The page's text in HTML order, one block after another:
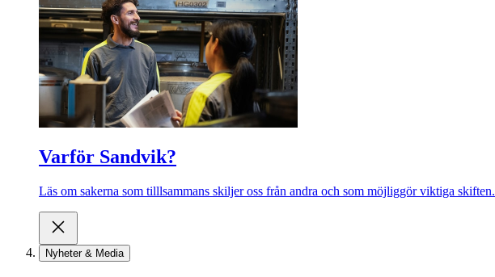
Varför Sandvik?
Läs om sakerna som tilllsammans skiljer oss från andra och som möjliggör viktiga skiften.
Nyheter & Media